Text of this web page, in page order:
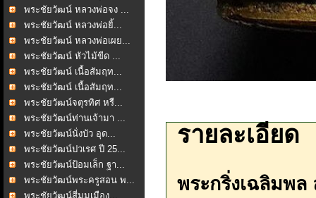
พระชัยวัฒน์ หลวงพ่อจง ...
พระชัยวัฒน์ หลวงพ่อยิ้...
พระชัยวัฒน์ หลวงพ่อเผย...
พระชัยวัฒน์ หัวไม้ขีด ...
พระชัยวัฒน์ เนื้อสัมฤท...
พระชัยวัฒน์ เนื้อสัมฤท...
พระชัยวัฒน์จตุรทิศ หรื...
พระชัยวัฒน์ท่านเจ้ามา ...
พระชัยวัฒน์นั่งบัว อุด...
พระชัยวัฒน์ปวเรศ ปี 25...
พระชัยวัฒน์ป้อมเล็ก ฐา...
พระชัยวัฒน์พระครูสอน พ...
พระชัยวัฒน์สี่มุมเมือง...
รายละเอียด
พระกริ่งเฉลิมพ